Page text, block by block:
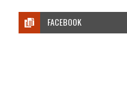
FACEBOOK